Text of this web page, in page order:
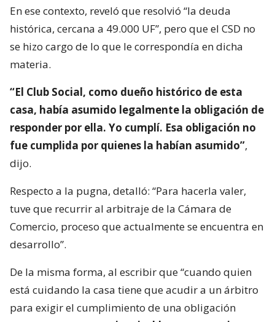
En ese contexto, reveló que resolvió “la deuda
histórica, cercana a 49.000 UF”, pero que el CSD no
se hizo cargo de lo que le correspondía en dicha
materia.
“El Club Social, como dueño histórico de esta
casa, había asumido legalmente la obligación de
responder por ella. Yo cumplí. Esa obligación no
fue cumplida por quienes la habían asumido”,
dijo.
Respecto a la pugna, detalló: “Para hacerla valer,
tuve que recurrir al arbitraje de la Cámara de
Comercio, proceso que actualmente se encuentra en
desarrollo”.
De la misma forma, al escribir que “cuando quien
está cuidando la casa tiene que acudir a un árbitro
para exigir el cumplimiento de una obligación